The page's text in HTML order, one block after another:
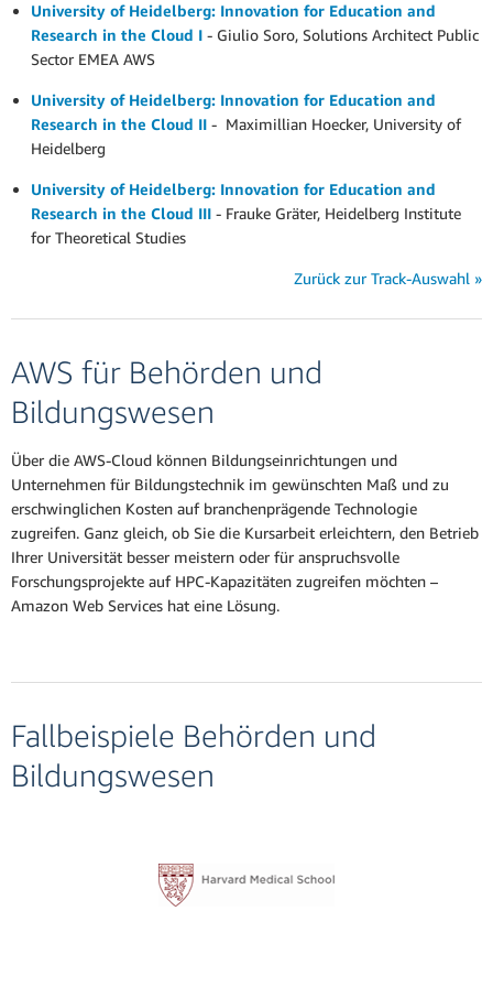
University of Heidelberg: Innovation for Education and
Research in the Cloud I - Giulio Soro, Solutions Architect Public
Sector EMEA AWS
University of Heidelberg: Innovation for Education and
Research in the Cloud II - Maximillian Hoecker, University of
Heidelberg
University of Heidelberg: Innovation for Education and
Research in the Cloud III - Frauke Gräter, Heidelberg Institute
for Theoretical Studies
Zurück zur Track-Auswahl »
AWS für Behörden und
Bildungswesen
Über die AWS-Cloud können Bildungseinrichtungen und
Unternehmen für Bildungstechnik im gewünschten Maß und zu
erschwinglichen Kosten auf branchenprägende Technologie
zugreifen. Ganz gleich, ob Sie die Kursarbeit erleichtern, den Betrieb
Ihrer Universität besser meistern oder für anspruchsvolle
Forschungsprojekte auf HPC-Kapazitäten zugreifen möchten –
Amazon Web Services hat eine Lösung.
Fallbeispiele Behörden und
Bildungswesen